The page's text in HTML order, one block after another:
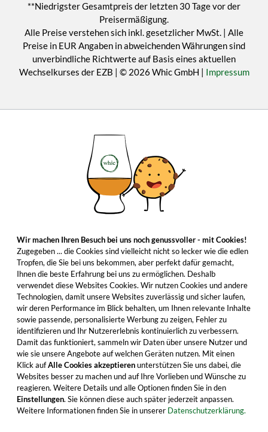
**Niedrigster Gesamtpreis der letzten 30 Tage vor der
Preisermäßigung.
Alle Preise verstehen sich inkl. gesetzlicher MwSt. | Alle
Preise in EUR Angaben in abweichenden Währungen sind
unverbindliche Richtwerte auf Basis eines aktuellen
Wechselkurses der EZB | © 2026 Whic GmbH | Impressum
Wir machen Ihren Besuch bei uns noch genussvoller - mit Cookies!
Zugegeben ... die Cookies sind vielleicht nicht so lecker wie die edlen
Tropfen, die Sie bei uns bekommen, aber perfekt dafür gemacht,
Ihnen die beste Erfahrung bei uns zu ermöglichen. Deshalb
verwendet diese Websites Cookies. Wir nutzen Cookies und andere
Technologien, damit unsere Websites zuverlässig und sicher laufen,
wir deren Performance im Blick behalten, um Ihnen relevante Inhalte
sowie passende, personalisierte Werbung zu zeigen, Fehler zu
identifizieren und Ihr Nutzererlebnis kontinuierlich zu verbessern.
Damit das funktioniert, sammeln wir Daten über unsere Nutzer und
wie sie unsere Angebote auf welchen Geräten nutzen. Mit einen
Klick aufAlle Cookies akzeptierenunterstützen Sie uns dabei, die
Websites besser zu machen und auf Ihre Vorlieben und Wünsche zu
reagieren. Weitere Details und alle Optionen finden Sie in den
Einstellungen. Sie können diese auch später jederzeit anpassen.
Weitere Informationen finden Sie in unserer Datenschutzerklärung.